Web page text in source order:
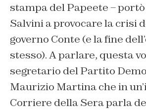
stampa del Papeete –
Salvini a provocare la crisi
governo Conte (e la fine
stesso). A parlare, questa
segretario del Partito
Maurizio Martina che in
Corriere della Sera parla